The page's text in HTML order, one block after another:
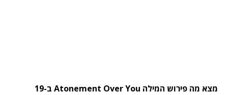
מצא מה פירוש המילה Atonement Over You ב-19